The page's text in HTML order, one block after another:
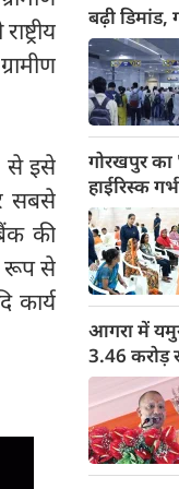
से इसे
सबसे
की
रूप से
कार्य
बढ़ी
तक बढ़ी
गोरखपुर का
हाईरिस्क
जिंदगियां
आगरा में
3.46 करोड़
खास